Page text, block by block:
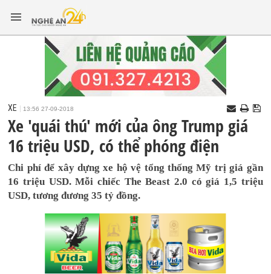
XE 13:56 27-09-2018
Xe 'quái thú' mới của ông Trump giá
16 triệu USD, có thể phóng điện
Chi phí để xây dựng xe hộ vệ tổng thống Mỹ trị giá gần
16 triệu USD. Mỗi chiếc The Beast 2.0 có giá 1,5 triệu
USD, tương đương 35 tỷ đồng.